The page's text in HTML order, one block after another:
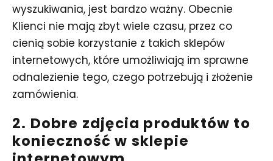
wyszukiwania, jest bardzo ważny. Obecnie
Klienci nie mają zbyt wiele czasu, przez co
cienią sobie korzystanie z takich sklepów
internetowych, które umożliwiają im sprawne
odnalezienie tego, czego potrzebują i złożenie
zamówienia.
2. Dobre zdjęcia produktów to
konieczność w sklepie